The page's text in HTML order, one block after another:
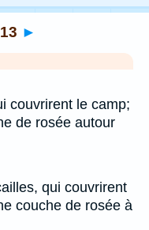
►
couvrirent le camp;
de rosée autour
qui couvrirent
couche de rosée à